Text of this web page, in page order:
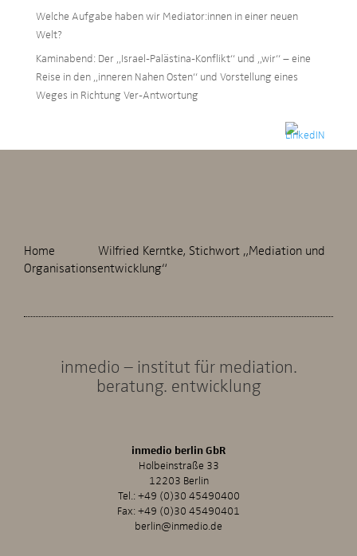
Welche Aufgabe haben wir Mediator:innen in einer neuen
Welt?
Kaminabend: Der „Israel-Palästina-Konflikt“ und „wir“ – eine
Reise in den „inneren Nahen Osten“ und Vorstellung eines
Weges in Richtung Ver-Antwortung
Home
Wilfried Kerntke, Stichwort „Mediation und
Organisationsentwicklung“
inmedio – institut für mediation.
beratung. entwicklung
inmedio berlin GbR
Holbeinstraße 33
12203 Berlin
Tel.:+49 (0)30 45490400
Fax: +49 (0)30 45490401
berlin@inmedio.de